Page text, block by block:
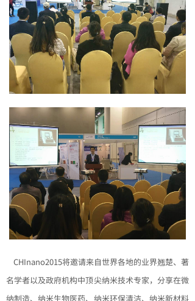
CHInano2015将邀请来自世界各地的业界翘楚、著
名学者以及政府机构中顶尖纳米技术专家，分享在微
纳制造、纳米生物医药、纳米环保清洁、纳米新材料